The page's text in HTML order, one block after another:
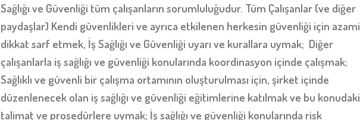
Sağlığı ve Güvenliği tüm çalışanların sorumluluğudur. Tüm Çalışanlar (ve diğer
paydaşlar) Kendi güvenlikleri ve ayrıca etkilenen herkesin güvenliği için azami
dikkat sarf etmek, İş Sağlığı ve Güvenliği uyarı ve kurallara uymak; Diğer
çalışanlarla iş sağlığı ve güvenliği konularında koordinasyon içinde çalışmak;
Sağlıklı ve güvenli bir çalışma ortamının oluşturulması için, şirket içinde
düzenlenecek olan iş sağlığı ve güvenliği eğitimlerine katılmak ve bu konudaki
talimat ve prosedürlere uymak; İş sağlığı ve güvenliği konularında risk